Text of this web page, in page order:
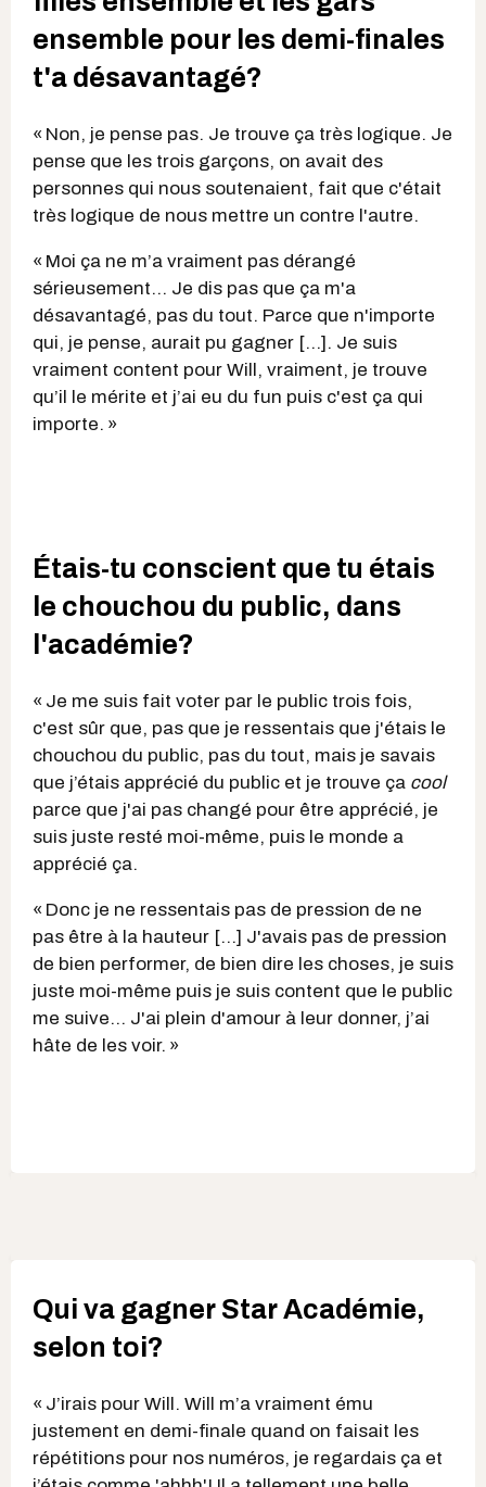
ensemble pour les demi-finales
t'a désavantagé?
« Non, je pense pas. Je trouve ça très logique. Je
pense que les trois garçons, on avait des
personnes qui nous soutenaient, fait que c'était
très logique de nous mettre un contre l'autre.
« Moi ça ne m’a vraiment pas dérangé
sérieusement… Je dis pas que ça m'a
désavantagé, pas du tout. Parce que n'importe
qui, je pense, aurait pu gagner […]. Je suis
vraiment content pour Will, vraiment, je trouve
qu’il le mérite et j’ai eu du fun puis c'est ça qui
importe. »
Étais-tu conscient que tu étais
le chouchou du public, dans
l'académie?
« Je me suis fait voter par le public trois fois,
c'est sûr que, pas que je ressentais que j'étais le
chouchou du public, pas du tout, mais je savais
que j’étais apprécié du public et je trouve ça cool
parce que j'ai pas changé pour être apprécié, je
suis juste resté moi-même, puis le monde a
apprécié ça.
« Donc je ne ressentais pas de pression de ne
pas être à la hauteur […] J'avais pas de pression
de bien performer, de bien dire les choses, je suis
juste moi-même puis je suis content que le public
me suive… J'ai plein d'amour à leur donner, j’ai
hâte de les voir. »
Qui va gagner Star Académie,
selon toi?
« J’irais pour Will. Will m’a vraiment ému
justement en demi-finale quand on faisait les
répétitions pour nos numéros, je regardais ça et